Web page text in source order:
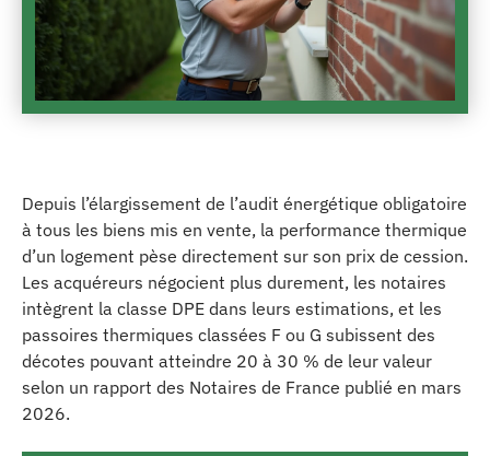
Depuis l’élargissement de l’audit énergétique obligatoire
à tous les biens mis en vente, la performance thermique
d’un logement pèse directement sur son prix de cession.
Les acquéreurs négocient plus durement, les notaires
intègrent la classe DPE dans leurs estimations, et les
passoires thermiques classées F ou G subissent des
décotes pouvant atteindre 20 à 30 % de leur valeur
selon un rapport des Notaires de France publié en mars
2026.